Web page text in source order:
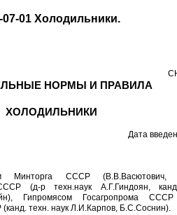
07-01 Холодильники.
НОРМЫ И ПРАВИЛА
ХОЛОДИЛЬНИКИ
Дата
Минторга СССР (В.В.Васютович,
(д-р техн.наук А.Г.Гиндоян,
Гипромясом Госагропрома
техн. наук Л.И.Карпов, Б.С.Соснин).